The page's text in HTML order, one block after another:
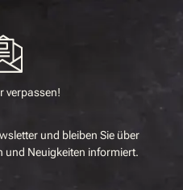
verpassen!
und bleiben Sie über
und Neuigkeiten informiert.